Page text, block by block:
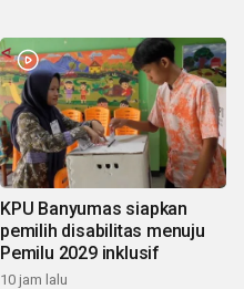
KPU Banyumas siapkan
pemilih disabilitas menuju
Pemilu 2029 inklusif
10 jam lalu